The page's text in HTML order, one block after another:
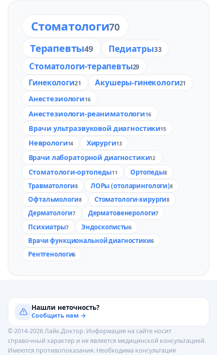
Стоматологи70
Терапевты49 Педиатры33
Стоматологи-терапевты29
Гинекологи21 Акушеры-гинекологи21
Анестезиологи16
Анестезиологи-реаниматологи16
Врачи ультразвуковой диагностики15
Неврологи14 Хирурги13
Врачи лабораторной диагностики12
Стоматологи-ортопеды11 Ортопеды8
Травматологи8 ЛОРы (отоларингологи)8
Офтальмологи8 Стоматологи-хирурги8
Дерматологи7 Дерматовенерологи7
Психиатры7 Эндоскописты6
Врачи функциональной диагностики6
Рентгенологи6
Нашли неточность?
Сообщить нам →
© 2014-2026 Лайк.Доктор. Информация на сайте носит
справочный характер и не является медицинской консультацией.
Имеются противопоказания. Необходима консультация